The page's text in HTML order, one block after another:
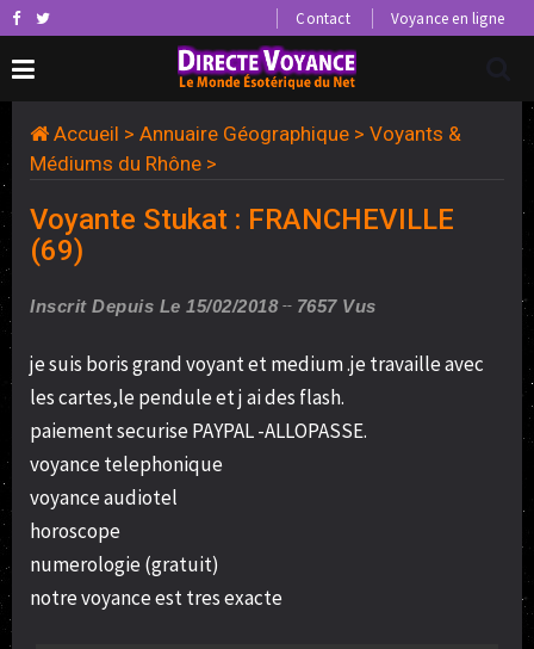
Contact Voyance en ligne
Accueil > Annuaire Géographique > Voyants &
Médiums du Rhône >
Voyante Stukat : FRANCHEVILLE
(69)
Inscrit Depuis Le 15/02/2018 7657 Vus
je suis boris grand voyant et medium .je travaille avec
les cartes,le pendule et j ai des flash.
paiement securise PAYPAL -ALLOPASSE.
voyance telephonique
voyance audiotel
horoscope
numerologie (gratuit)
notre voyance est tres exacte